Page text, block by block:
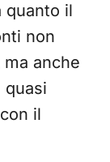
quanto il
non
anche
quasi
il